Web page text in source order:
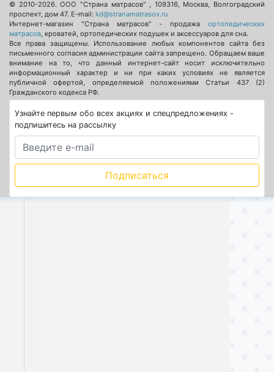
© 2010-2026.ООО "Страна матрасов" , 109316, Москва, Волгоградский
проспект, дом 47. E-mail: kd@stranamatrasov.ru
Интернет-магазин "Страна матрасов" - продажа ортопедических
матрасов, кроватей, ортопедических подушек и аксессуаров для сна.
Все права защищены. Использование любых компонентов сайта без
письменного согласия администрации сайта запрещено. Обращаем ваше
внимание на то, что данный интернет-сайт носит исключительно
информационный характер и ни при каких условиях не является
публичной офертой, определяемой положениями Статьи 437 (2)
Гражданского кодекса РФ.
Узнайте первым обо всех акциях и спецпредложениях -
подпишитесь на рассылку